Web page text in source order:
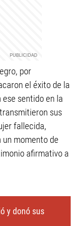
por
el éxito de la
sentido en la
sus
fallecida,
momento de
afirmativo a
y donó sus